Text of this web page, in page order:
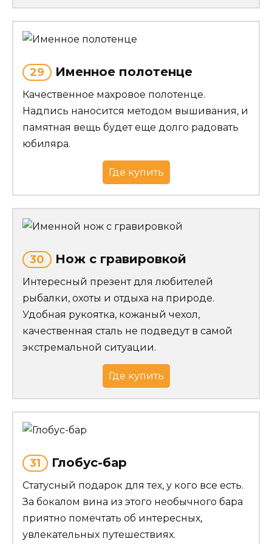
29 Именное полотенце
Качественное махровое полотенце.
Надпись наносится методом вышивания, и
памятная вещь будет еще долго радовать
юбиляра.
Где купить
30 Нож с гравировкой
Интересный презент для любителей
рыбалки, охоты и отдыха на природе.
Удобная рукоятка, кожаный чехол,
качественная сталь не подведут в самой
экстремальной ситуации.
Где купить
31 Глобус-бар
Статусный подарок для тех, у кого все есть.
За бокалом вина из этого необычного бара
приятно помечтать об интересных,
увлекательных путешествиях.